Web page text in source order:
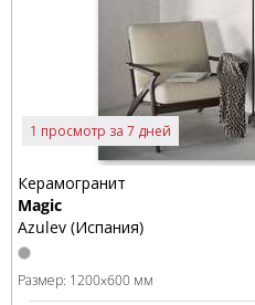
1 просмотр за 7 дней
Керамогранит
Magic
Azulev (Испания)
Размер: 1200x600 мм